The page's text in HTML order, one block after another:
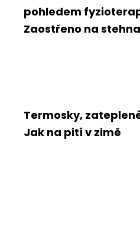
pohledem
Zaostřeno na stehna
Termosky,
Jak na pití v zimě